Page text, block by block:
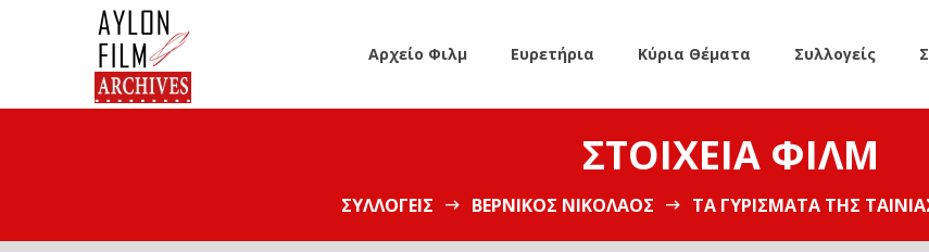
Αρχείο Φιλμ Ευρετήρια Κύρια Θέματα Συλλογείς
ΣΤΟΙΧΕΊΑ ΦΙΛΜ
ΣΥΛΛΟΓΕΊΣ ΒΕΡΝΊΚΟΣ ΝΙΚΌΛΑΟΣ ΤΑ ΓΥΡΊΣΜΑΤΑ ΤΗΣ